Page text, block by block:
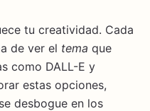
tu creatividad. Cada
de ver el tema que
como DALL-E y
estas opciones,
desbogue en los